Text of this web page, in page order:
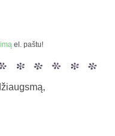
el. paštu!